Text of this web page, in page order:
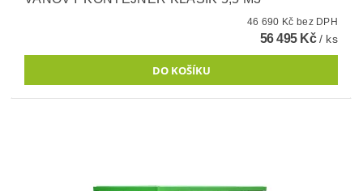
46 690 Kč bez DPH
56 495 Kč/ ks